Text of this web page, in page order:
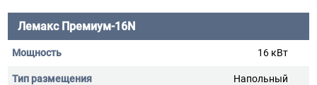
Лемакс Премиум-16N
16 кВт
Напольный